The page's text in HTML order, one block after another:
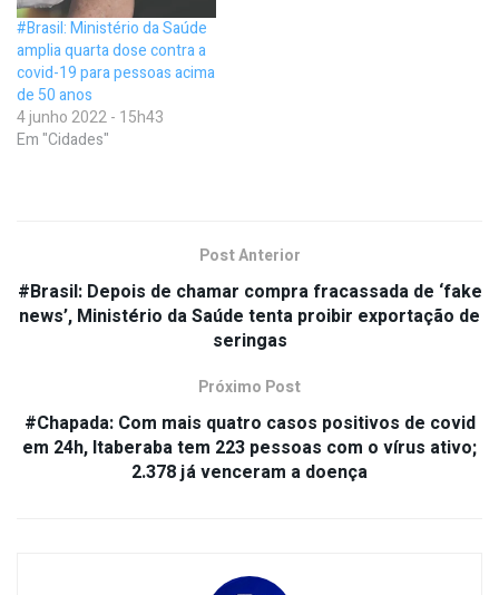
#Brasil: Ministério da Saúde
amplia quarta dose contra a
covid-19 para pessoas acima
de 50 anos
4 junho 2022 - 15h43
Em "Cidades"
Post Anterior
#Brasil: Depois de chamar compra fracassada de ‘fake
news’, Ministério da Saúde tenta proibir exportação de
seringas
Próximo Post
#Chapada: Com mais quatro casos positivos de covid
em 24h, Itaberaba tem 223 pessoas com o vírus ativo;
2.378 já venceram a doença